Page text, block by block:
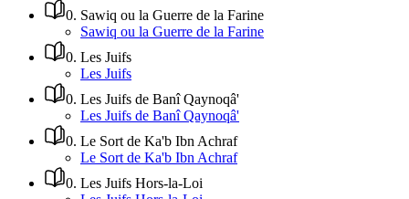
0. Sawiq ou la Guerre de la Farine
Sawiq ou la Guerre de la Farine
0. Les Juifs
Les Juifs
0. Les Juifs de Banî Qaynoqâ'
Les Juifs de Banî Qaynoqâ'
0. Le Sort de Ka'b Ibn Achraf
Le Sort de Ka'b Ibn Achraf
0. Les Juifs Hors-la-Loi